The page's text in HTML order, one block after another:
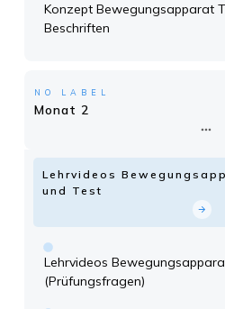
Konzept Bewegungsapparat
Beschriften
NO LABEL
Monat 2
Lehrvideos
und Test
Lehrvideos
(Prüfungsfragen)